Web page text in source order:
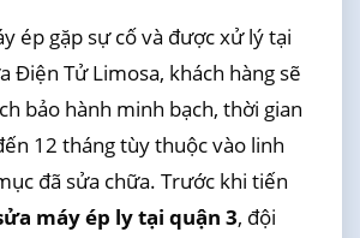
ép gặp sự cố và được xử lý tại
Điện Tử Limosa, khách hàng sẽ
bảo hành minh bạch, thời gian
12 tháng tùy thuộc vào linh
đã sửa chữa. Trước khi tiến
máy ép ly tại quận 3, đội